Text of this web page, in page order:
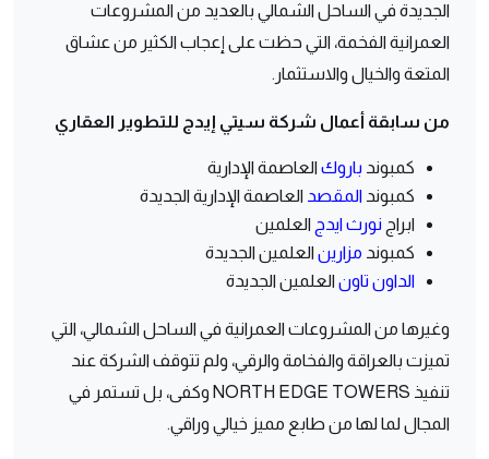
الجديدة في الساحل الشمالي بالعديد من المشروعات
العمرانية الفخمة، التي حظت على إعجاب الكثير من عشاق
المتعة والخيال والاستثمار.
من سابقة أعمال شركة سيتي إيدج للتطوير العقاري
كمبوند باروك العاصمة الإدارية
كمبوند المقصد العاصمة الإدارية الجديدة
ابراج نورث ايدج العلمين
كمبوند مزارين العلمين الجديدة
الداون تاون العلمين الجديدة
وغيرها من المشروعات العمرانية في الساحل الشمالي، التي
تميزت بالعراقة والفخامة والرقي، ولم تتوقف الشركة عند
تنفيذ NORTH EDGE TOWERS وكفى، بل تستمر في
المجال لما لها من طابع مميز خيالي وراقي.